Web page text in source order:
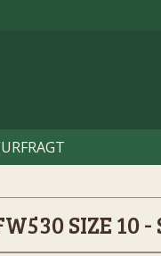
SIZE 10 -